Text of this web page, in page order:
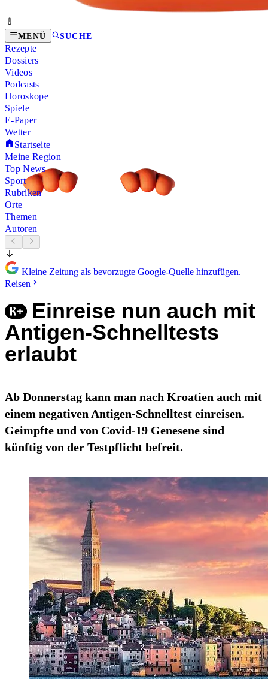
MENÜ SUCHE
Rezepte
Dossiers
Videos
Podcasts
Horoskope
Spiele
E-Paper
Wetter
Startseite
Meine Region
Top News
Sport
Rubriken
Orte
Themen
Autoren
Kleine Zeitung als bevorzugte Google-Quelle hinzufügen.
Reisen
Einreise nun auch mit
Antigen-Schnelltests
erlaubt
Ab Donnerstag kann man nach Kroatien auch mit
einem negativen Antigen-Schnelltest einreisen.
Geimpfte und von Covid-19 Genesene sind
künftig von der Testpflicht befreit.